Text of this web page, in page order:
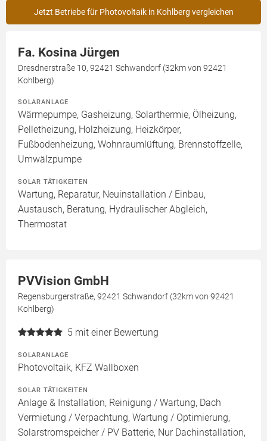
Jetzt Betriebe für Photovoltaik in Kohlberg vergleichen
Fa. Kosina Jürgen
Dresdnerstraße 10, 92421 Schwandorf (32km von 92421
Kohlberg)
SOLARANLAGE
Wärmepumpe, Gasheizung, Solarthermie, Ölheizung,
Pelletheizung, Holzheizung, Heizkörper,
Fußbodenheizung, Wohnraumlüftung, Brennstoffzelle,
Umwälzpumpe
SOLAR TÄTIGKEITEN
Wartung, Reparatur, Neuinstallation / Einbau,
Austausch, Beratung, Hydraulischer Abgleich,
Thermostat
PVVision GmbH
Regensburgerstraße, 92421 Schwandorf (32km von 92421
Kohlberg)
5 mit einer Bewertung
SOLARANLAGE
Photovoltaik, KFZ Wallboxen
SOLAR TÄTIGKEITEN
Anlage & Installation, Reinigung / Wartung, Dach
Vermietung / Verpachtung, Wartung / Optimierung,
Solarstromspeicher / PV Batterie, Nur Dachinstallation,